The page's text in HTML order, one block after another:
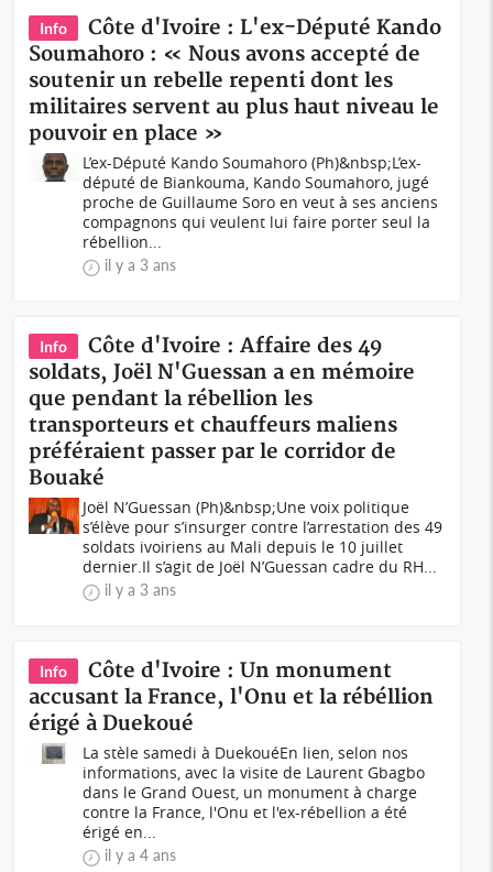
Info
Côte d'Ivoire : L'ex-Député Kando
Soumahoro : « Nous avons accepté de
soutenir un rebelle repenti dont les
militaires servent au plus haut niveau le
pouvoir en place »
L’ex-Député Kando Soumahoro (Ph)&nbsp;L’ex-
député de Biankouma, Kando Soumahoro, jugé
proche de Guillaume Soro en veut à ses anciens
compagnons qui veulent lui faire porter seul la
rébellion...
il y a 3 ans
Info
Côte d'Ivoire : Affaire des 49
soldats, Joël N'Guessan a en mémoire
que pendant la rébellion les
transporteurs et chauffeurs maliens
préféraient passer par le corridor de
Bouaké
Joël N’Guessan (Ph)&nbsp;Une voix politique
s’élève pour s’insurger contre l’arrestation des 49
soldats ivoiriens au Mali depuis le 10 juillet
dernier.Il s’agit de Joël N’Guessan cadre du RH...
il y a 3 ans
Info
Côte d'Ivoire : Un monument
accusant la France, l'Onu et la rébéllion
érigé à Duekoué
La stèle samedi à DuekouéEn lien, selon nos
informations, avec la visite de Laurent Gbagbo
dans le Grand Ouest, un monument à charge
contre la France, l'Onu et l'ex-rébellion a été
érigé en...
il y a 4 ans